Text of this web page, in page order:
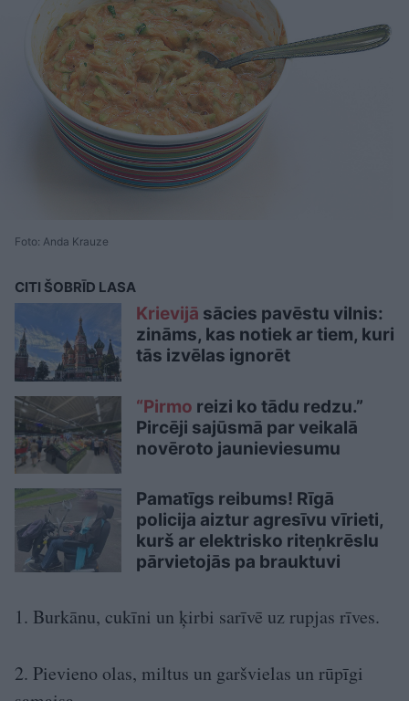
Foto: Anda Krauze
CITI ŠOBRĪD LASA
Krievijā sācies pavēstu vilnis:
zināms, kas notiek ar tiem, kuri
tās izvēlas ignorēt
“Pirmo reizi ko tādu redzu.”
Pircēji sajūsmā par veikalā
novēroto jaunieviesumu
Pamatīgs reibums! Rīgā
policija aiztur agresīvu vīrieti,
kurš ar elektrisko riteņkrēslu
pārvietojās pa brauktuvi
1. Burkānu, cukīni un ķirbi sarīvē uz rupjas rīves.
2. Pievieno olas, miltus un garšvielas un rūpīgi